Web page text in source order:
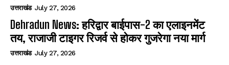
उत्तराखंड July 27, 2026
Dehradun News: हरिद्वार बाईपास-2 का एलाइनमेंट
तय, राजाजी टाइगर रिजर्व से होकर गुजरेगा नया मार्ग
उत्तराखंड July 27, 2026